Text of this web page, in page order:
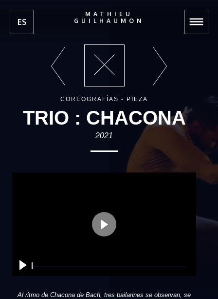
MATHIEU
GUILHAUMON
ES
COREOGRAFÍAS - PIEZA
TRIO : CHACONA
2021
Al ritmo de Chacona de Bach, tres bailarines se observan, se